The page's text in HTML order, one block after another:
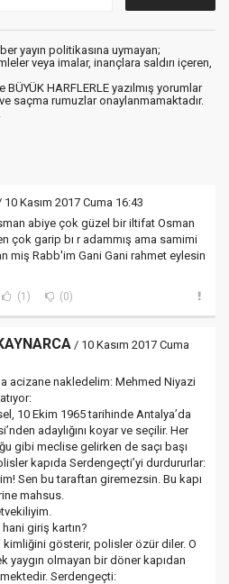
yayın politikasına uymayan;
veya imalar, inançlara saldırı içeren,
HARFLERLE yazılmış yorumlar
saçma rumuzlar onaylanmamaktadır.
10 Kasım 2017 Cuma 16:43
abiye çok güzel bir iltifat Osman
çok garip bı r adammış ama samimi
miş Rabb'im Gani Gani rahmet eylesin
(1) (0)
/ 10 Kasım 2017 Cuma
acizane nakledelim: Mehmed Niyazi
10 Ekim 1965 tarihinde Antalya’da
adaylığını koyar ve seçilir. Her
gibi meclise gelirken de saçı başı
kapıda Serdengeçti’yi durdururlar:
Sen bu taraftan giremezsin. Bu kapı
mahsus.
giriş kartın?
gösterir, polisler özür diler. O
yaygın olmayan bir döner kapıdan
Serdengeçti: